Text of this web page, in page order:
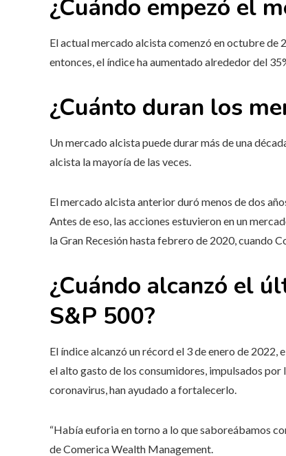
¿Cuándo empezó el
El actual mercado alcista comenzó en octubre de
entonces, el índice ha aumentado alrededor del
¿Cuánto duran los
Un mercado alcista puede durar más de una
alcista la mayoría de las veces.
El mercado alcista anterior duró menos de dos
Antes de eso, las acciones estuvieron en un
la Gran Recesión hasta febrero de 2020, cuando
¿Cuándo alcanzó el
S&P 500?
El índice alcanzó un récord el 3 de enero de 2022,
el alto gasto de los consumidores, impulsados
coronavirus, han ayudado a fortalecerlo.
“Había euforia en torno a lo que saboreábamos
de Comerica Wealth Management.